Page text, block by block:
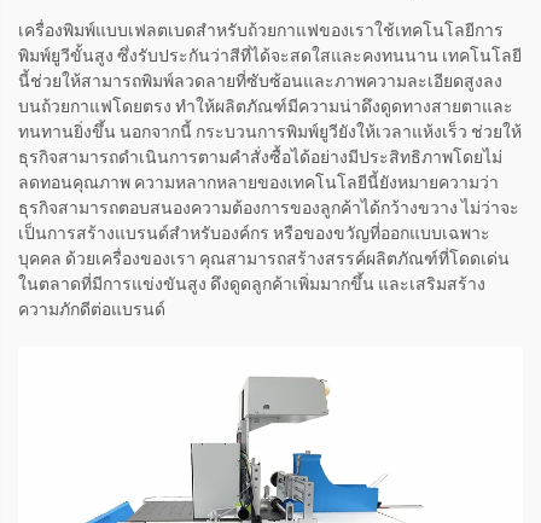
เครื่องพิมพ์แบบเฟลตเบดสำหรับถ้วยกาแฟของเราใช้เทคโนโลยีการ
พิมพ์ยูวีขั้นสูง ซึ่งรับประกันว่าสีที่ได้จะสดใสและคงทนนาน เทคโนโลยี
นี้ช่วยให้สามารถพิมพ์ลวดลายที่ซับซ้อนและภาพความละเอียดสูงลง
บนถ้วยกาแฟโดยตรง ทำให้ผลิตภัณฑ์มีความน่าดึงดูดทางสายตาและ
ทนทานยิ่งขึ้น นอกจากนี้ กระบวนการพิมพ์ยูวียังให้เวลาแห้งเร็ว ช่วยให้
ธุรกิจสามารถดำเนินการตามคำสั่งซื้อได้อย่างมีประสิทธิภาพโดยไม่
ลดทอนคุณภาพ ความหลากหลายของเทคโนโลยีนี้ยังหมายความว่า
ธุรกิจสามารถตอบสนองความต้องการของลูกค้าได้กว้างขวาง ไม่ว่าจะ
เป็นการสร้างแบรนด์สำหรับองค์กร หรือของขวัญที่ออกแบบเฉพาะ
บุคคล ด้วยเครื่องของเรา คุณสามารถสร้างสรรค์ผลิตภัณฑ์ที่โดดเด่น
ในตลาดที่มีการแข่งขันสูง ดึงดูดลูกค้าเพิ่มมากขึ้น และเสริมสร้าง
ความภักดีต่อแบรนด์